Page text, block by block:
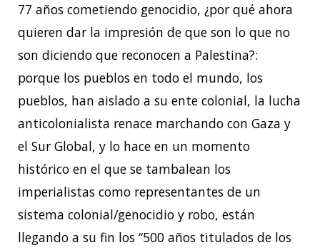
77 años cometiendo genocidio, ¿por qué ahora
quieren dar la impresión de que son lo que no
son diciendo que reconocen a Palestina?:
porque los pueblos en todo el mundo, los
pueblos, han aislado a su ente colonial, la lucha
anticolonialista renace marchando con Gaza y
el Sur Global, y lo hace en un momento
histórico en el que se tambalean los
imperialistas como representantes de un
sistema colonial/genocidio y robo, están
llegando a su fin los “500 años titulados de los